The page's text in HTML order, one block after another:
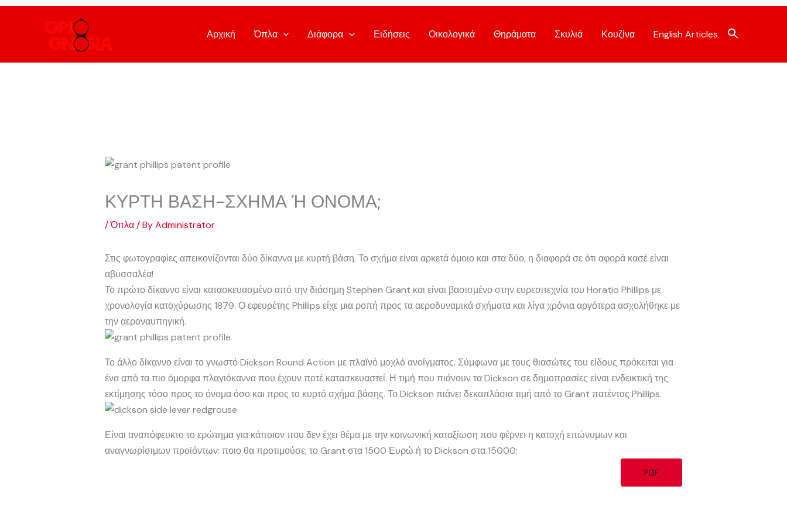
Αρχική Όπλα Διάφορα Ειδήσεις Οικολογικά Θηράματα Σκυλιά Κουζίνα English Articles
ΚΥΡΤΗ ΒΑΣΗ-ΣΧΗΜΑ Ή ΟΝΟΜΑ;
/Όπλα/ ByAdministrator
Στις φωτογραφίες απεικονίζονται δύο δίκαννα με κυρτή βάση. Το σχήμα είναι αρκετά όμοιο και στα δύο, η διαφορά σε ότι αφορά κασέ είναι
αβυσσαλέα!
Το πρώτο δίκαννο είναι κατασκευασμένο από την διάσημη Stephen Grant και είναι βασισμένο στην ευρεσιτεχνία του Horatio Phillips με
χρονολογία κατοχύρωσης 1879. Ο εφευρέτης Phillips είχε μια ροπή προς τα αεροδυναμικά σχήματα και λίγα χρόνια αργότερα ασχολήθηκε με
την αεροναυπηγική.
Το άλλο δίκαννο είναι το γνωστό Dickson Round Action με πλαϊνό μοχλό ανοίγματος. Σύμφωνα με τους θιασώτες του είδους πρόκειται για
ένα από τα πιο όμορφα πλαγιόκαννα που έχουν ποτέ κατασκευαστεί. Η τιμή που πιάνουν τα Dickson σε δημοπρασίες είναι ενδεικτική της
εκτίμησης τόσο προς το όνομα όσο και προς το κυρτό σχήμα βάσης. Το Dickson πιάνει δεκαπλάσια τιμή από το Grant πατέντας Phillips.
Είναι αναπόφευκτο το ερώτημα για κάποιον που δεν έχει θέμα με την κοινωνική καταξίωση που φέρνει η κατοχή επώνυμων και
αναγνωρίσιμων προϊόντων: ποιο θα προτιμούσε, το Grant στα 1500 Ευρώ ή το Dickson στα 15000;
PDF